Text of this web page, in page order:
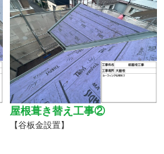
屋根葺き替え工事②
【谷板金設置】